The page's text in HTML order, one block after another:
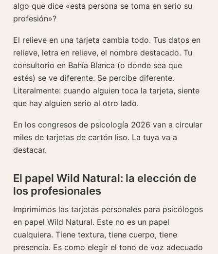
algo que dice «esta persona se toma en serio su
profesión»?
El relieve en una tarjeta cambia todo. Tus datos en
relieve, letra en relieve, el nombre destacado. Tu
consultorio en Bahía Blanca (o donde sea que
estés) se ve diferente. Se percibe diferente.
Literalmente: cuando alguien toca la tarjeta, siente
que hay alguien serio al otro lado.
En los congresos de psicología 2026 van a circular
miles de tarjetas de cartón liso. La tuya va a
destacar.
El papel Wild Natural: la elección de
los profesionales
Imprimimos las tarjetas personales para psicólogos
en papel Wild Natural. Este no es un papel
cualquiera. Tiene textura, tiene cuerpo, tiene
presencia. Es como elegir el tono de voz adecuado